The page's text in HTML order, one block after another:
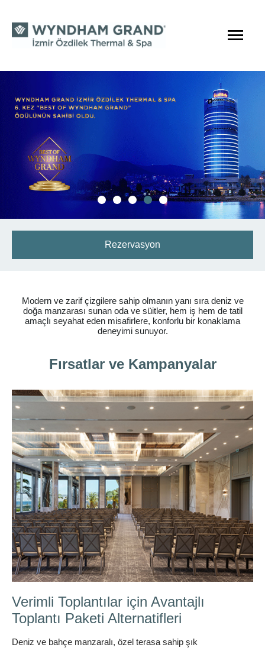
Rezervasyon
Modern ve zarif çizgilere sahip olmanın yanı sıra deniz ve
doğa manzarası sunan oda ve süitler, hem iş hem de tatil
amaçlı seyahat eden misafirlere, konforlu bir konaklama
deneyimi sunuyor.
Fırsatlar ve Kampanyalar
Bisikletle Bölgenin Güzelliklerini
Keşfedin
Bisikletle Bölge güzelliklerini keşfedin